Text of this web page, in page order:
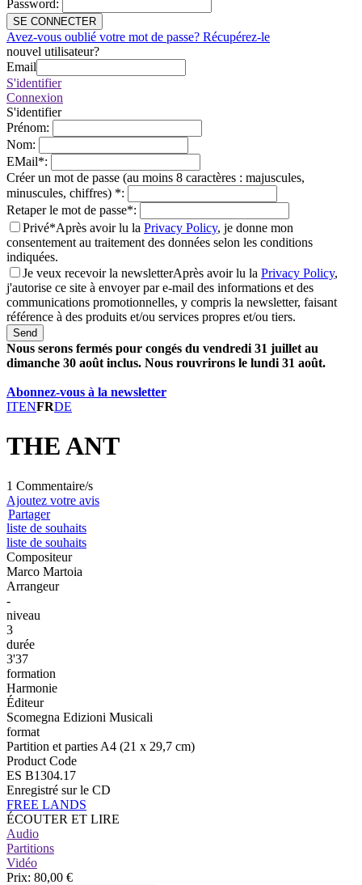
Password:
SE CONNECTER
Avez-vous oublié votre mot de passe? Récupérez-le
nouvel utilisateur?
Email
S'identifier
Connexion
S'identifier
Prénom:
Nom:
EMail*:
Créer un mot de passe (au moins 8 caractères : majuscules,
minuscules, chiffres) *:
Retaper le mot de passe*:
Privé*Après avoir lu la Privacy Policy, je donne mon
consentement au traitement des données selon les conditions
indiquées.
Je veux recevoir la newsletterAprès avoir lu la Privacy Policy,
j'autorise ce site à envoyer par e-mail des informations et des
communications promotionnelles, y compris la newsletter, faisant
référence à des produits et/ou services propres et/ou tiers.
Send
Nous serons fermés pour congés du vendredi 31 juillet au
dimanche 30 août inclus. Nous rouvrirons le lundi 31 août.
Abonnez-vous à la newsletter
ITENFRDE
THE ANT
1 Commentaire/s
Ajoutez votre avis
Partager
liste de souhaits
liste de souhaits
Compositeur
Marco Martoia
Arrangeur
-
niveau
3
durée
3'37
formation
Harmonie
Éditeur
Scomegna Edizioni Musicali
format
Partition et parties A4 (21 x 29,7 cm)
Product Code
ES B1304.17
Enregistré sur le CD
FREE LANDS
ÉCOUTER ET LIRE
Audio
Partitions
Vidéo
Prix: 80,00 €